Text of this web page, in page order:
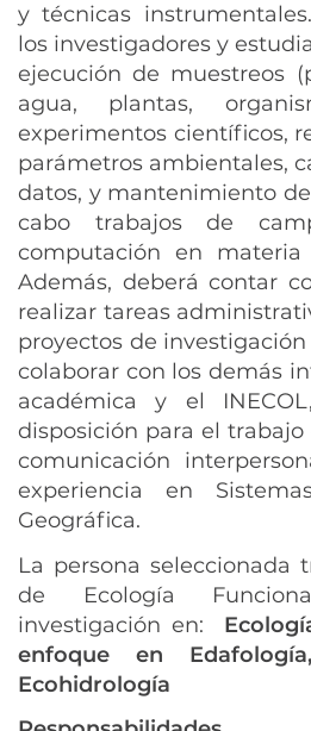
y técnicas
los investigadores y
ejecución de muestreos
agua, plantas,
experimentos científicos,
parámetros ambientales,
datos, y mantenimiento
cabo trabajos de
computación en
Además, deberá contar
realizar tareas
proyectos de
colaborar con los demás
académica y el
disposición para el
comunicación
experiencia en
Geográfica.
La persona seleccionada
de Ecología
investigación en:
enfoque en
Ecohidrología